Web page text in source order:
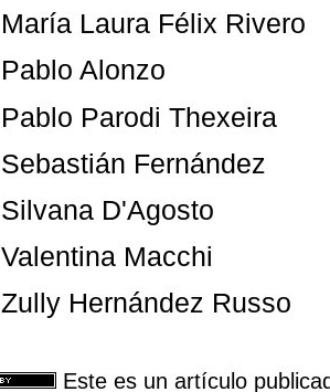
María Laura Félix Rivero
Pablo Alonzo
Pablo Parodi Thexeira
Sebastián Fernández
Silvana D'Agosto
Valentina Macchi
Zully Hernández Russo
Este es un artículo